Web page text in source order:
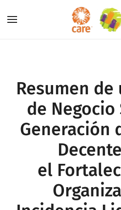
Skip to main content
Resumen
de Negocio
Generación
el